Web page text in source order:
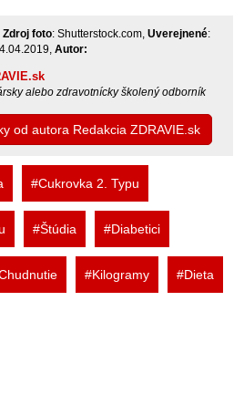
Zdroj foto: Shutterstock.com, Uverejnené:
Autor:
alebo zdravotnícky školený odborník
od autora Redakcia ZDRAVIE.sk
#Cukrovka 2. Typu
#Štúdia #Diabetici
#Kilogramy #Dieta